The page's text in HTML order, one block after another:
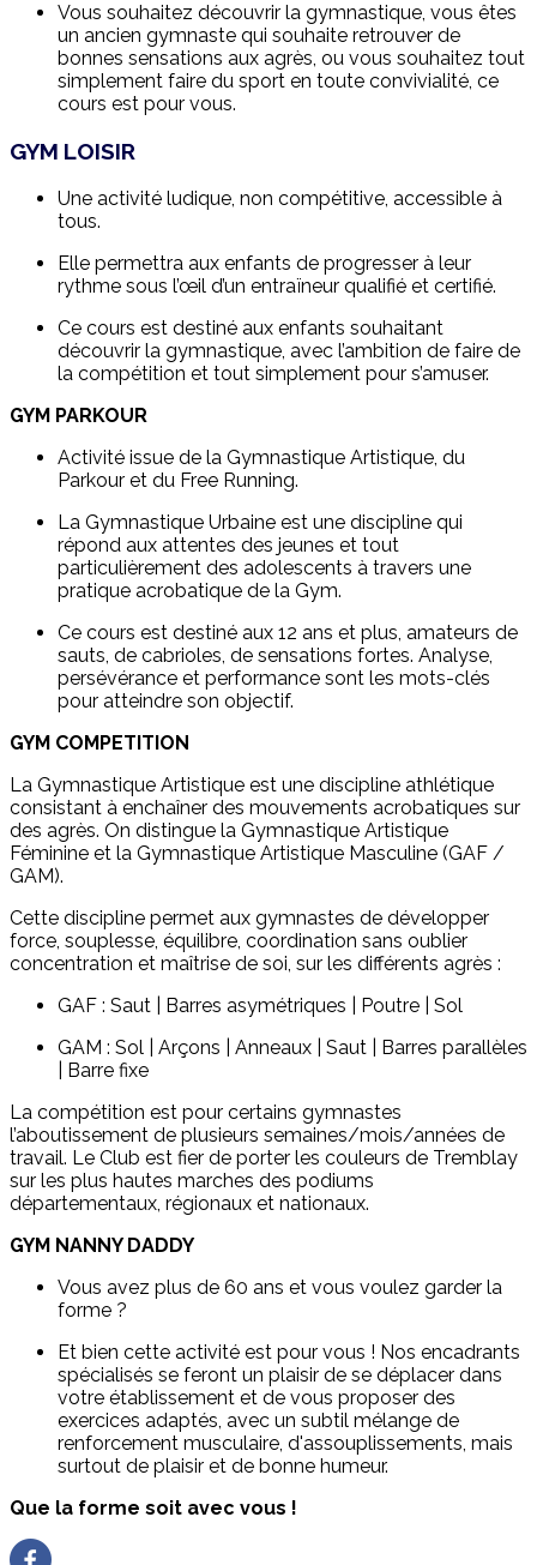
Vous souhaitez découvrir la gymnastique, vous êtes
un ancien gymnaste qui souhaite retrouver de
bonnes sensations aux agrès, ou vous souhaitez tout
simplement faire du sport en toute convivialité, ce
cours est pour vous.
GYM LOISIR
Une activité ludique, non compétitive, accessible à
tous.
Elle permettra aux enfants de progresser à leur
rythme sous l’œil d’un entraïneur qualifié et certifié.
Ce cours est destiné aux enfants souhaitant
découvrir la gymnastique, avec l’ambition de faire de
la compétition et tout simplement pour s’amuser.
GYM PARKOUR
Activité issue de la Gymnastique Artistique, du
Parkour et du Free Running.
La Gymnastique Urbaine est une discipline qui
répond aux attentes des jeunes et tout
particulièrement des adolescents à travers une
pratique acrobatique de la Gym.
Ce cours est destiné aux 12 ans et plus, amateurs de
sauts, de cabrioles, de sensations fortes. Analyse,
persévérance et performance sont les mots-clés
pour atteindre son objectif.
GYM COMPETITION
La Gymnastique Artistique est une discipline athlétique
consistant à enchaîner des mouvements acrobatiques sur
des agrès. On distingue la Gymnastique Artistique
Féminine et la Gymnastique Artistique Masculine (GAF /
GAM).
Cette discipline permet aux gymnastes de développer
force, souplesse, équilibre, coordination sans oublier
concentration et maîtrise de soi, sur les différents agrès :
GAF : Saut | Barres asymétriques | Poutre | Sol
GAM : Sol | Arçons | Anneaux | Saut | Barres parallèles
| Barre fixe
La compétition est pour certains gymnastes
l’aboutissement de plusieurs semaines/mois/années de
travail. Le Club est fier de porter les couleurs de Tremblay
sur les plus hautes marches des podiums
départementaux, régionaux et nationaux.
GYM NANNY DADDY
Vous avez plus de 60 ans et vous voulez garder la
forme ?
Et bien cette activité est pour vous ! Nos encadrants
spécialisés se feront un plaisir de se déplacer dans
votre établissement et de vous proposer des
exercices adaptés, avec un subtil mélange de
renforcement musculaire, d'assouplissements, mais
surtout de plaisir et de bonne humeur.
Que la forme soit avec vous !